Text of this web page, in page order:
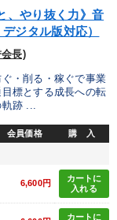
、やり抜く力》音
ジタル版対応）
長)
・削る・稼ぐで事業
標とする成長への転
軌跡 ...
会員価格 購 入
6,600円
カートに
入れる
カートに